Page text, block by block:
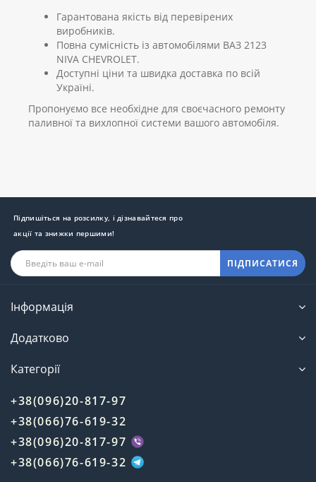
Гарантована якість від перевірених
виробників.
Повна сумісність із автомобілями ВАЗ 2123
NIVA CHEVROLET.
Доступні ціни та швидка доставка по всій
Україні.
Пропонуємо все необхідне для своєчасного ремонту
паливної та вихлопної системи вашого автомобіля.
Підпишіться на розсилку, і дізнавайтеся про
акції та знижки першими!
ПІДПИСАТИСЯ
Інформація
Додатково
Категорії
+38(096)20-817-97
+38(066)76-619-32
+38(096)20-817-97
+38(066)76-619-32